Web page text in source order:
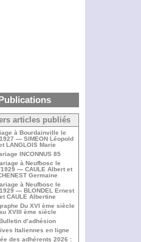
articles publiés
à Bourdainville le
— SIMEON Léopold
LANGLOIS Marie
INCONNUS 85
à Neufbosc le
— CAULE Albert et
Germaine
à Neufbosc le
— BLONDEL Ernest
CAULE Albertine
Du XVI ème siècle
XVIII ème siècle
d’adhésion
Italiennes en ligne
des adhérents 2026 :